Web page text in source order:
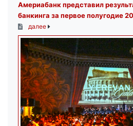
Америабанк представил
банкинга за первое полугодие
далее